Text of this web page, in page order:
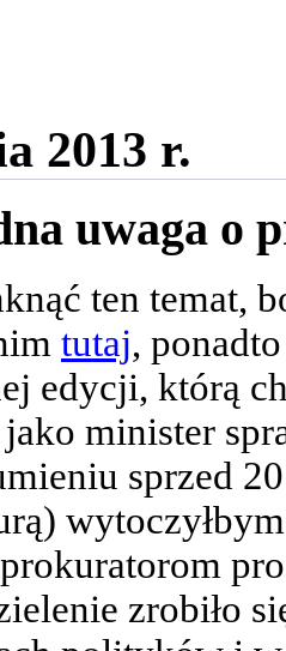
2013 r.
uwaga o
ten temat,
tutaj,
edycji, którą
jako minister
sprzed
zrobiło